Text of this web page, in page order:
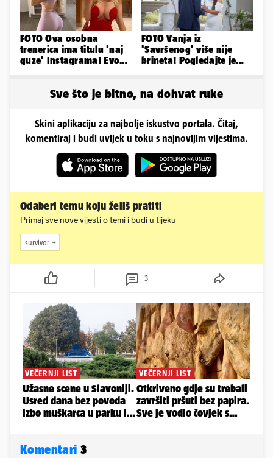
FOTO Ova osobna
trenerica ima titulu 'naj
guze' Instagrama! Evo
FOTO Vanja iz
'Savršenog' više nije
brineta! Pogledajte je
Sve što je bitno, na dohvat ruke
Skini aplikaciju za najbolje iskustvo portala. Čitaj,
komentiraj i budi uvijek u toku s najnovijim vijestima.
Odaberi temu koju želiš pratiti
Primaj sve nove vijesti o temi i budi u tijeku
survivor
3
Komentari 3